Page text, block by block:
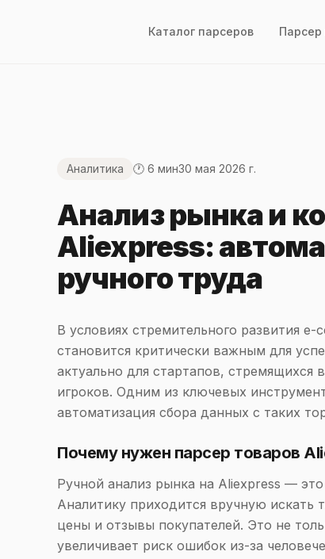
Каталог парсеров Парсер
Аналитика 🕐 6 мин30 мая 2026 г.
Анализ рынка и
Aliexpress:
ручного труда
В условиях стремительного развития
становится критически важным для
актуально для стартапов, стремящихся
игроков. Одним из ключевых
автоматизация сбора данных с таких
Почему нужен парсер товаров
Ручной анализ рынка на Aliexpress —
Аналитику приходится вручную искать
цены и отзывы покупателей. Это не
увеличивает риск ошибок из-за